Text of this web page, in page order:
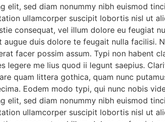
elit, sed diam nonummy nibh euismod
ullamcorper suscipit lobortis nisl ut
consequat, vel illum dolore eu feugiat
duis dolore te feugait nulla facilisi.
facer possim assum. Typi non habent
legere me lius quod ii legunt saepius.
quam littera gothica, quam nunc
Eodem modo typi, qui nunc nobis
elit, sed diam nonummy nibh euismod
ullamcorper suscipit lobortis nisl ut